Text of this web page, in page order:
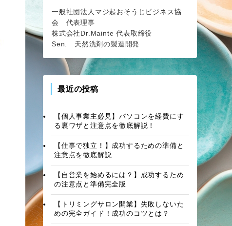
一般社団法人マジ起おそうじビジネス協
会 代表理事
株式会社Dr.Mainte 代表取締役
Sen. 天然洗剤の製造開発
最近の投稿
【個人事業主必見】パソコンを経費にす
る裏ワザと注意点を徹底解説！
【仕事で独立！】成功するための準備と
注意点を徹底解説
【自営業を始めるには？】成功するため
の注意点と準備完全版
【トリミングサロン開業】失敗しないた
めの完全ガイド！成功のコツとは？